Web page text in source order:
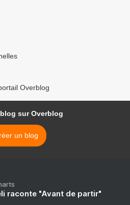
Overblog
sur Overblog
un blog
raconte "Avant de partir"